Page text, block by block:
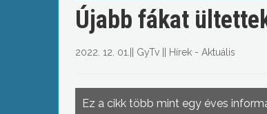
Újabb fákat
2022. 12. 01. GyTv Hírek - Aktuális
Ez a cikk több mint egy éves